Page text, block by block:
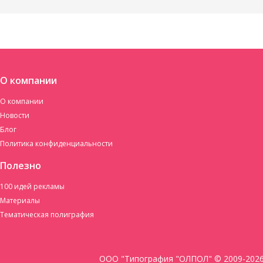
О компании
О компании
Новости
Блог
Политика конфиденциальности
Полезно
100 идей рекламы
Материалы
Тематическая полиграфия
ООО "Типография "ОЛПОЛ" © 2009-